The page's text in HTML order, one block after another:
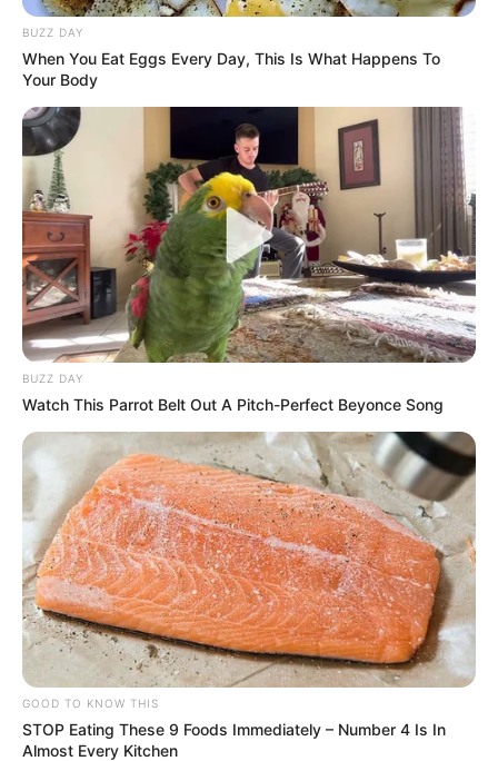
BUZZ DAY
When You Eat Eggs Every Day, This Is What Happens To
Your Body
BUZZ DAY
Watch This Parrot Belt Out A Pitch-Perfect Beyonce Song
GOOD TO KNOW THIS
STOP Eating These 9 Foods Immediately – Number 4 Is In
Almost Every Kitchen